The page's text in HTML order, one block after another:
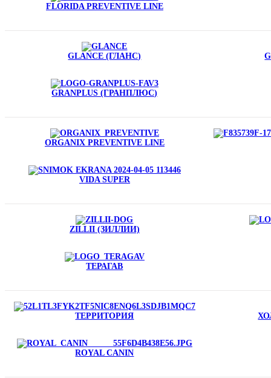
FLORIDA PREVENTIVE LINE
GLANCE (ГЛАНС)
GRANPLUS (ГРАНПЛЮС)
ORGANIX PREVENTIVE LINE
VIDA SUPER
ZILLII (ЗИЛЛИИ)
ТЕРАГАВ
ТЕРРИТОРИЯ
ROYAL CANIN